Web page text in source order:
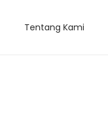
Tentang Kami